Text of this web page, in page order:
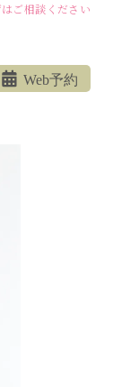
ご相談ください